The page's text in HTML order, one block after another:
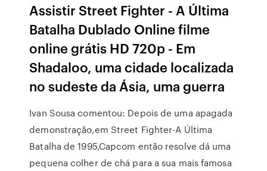
Assistir Street Fighter - A Última
Batalha Dublado Online filme
online grátis HD 720p - Em
Shadaloo, uma cidade localizada
no sudeste da Ásia, uma guerra
Ivan Sousa comentou: Depois de uma apagada
demonstração,em Street Fighter-A Última
Batalha de 1995,Capcom então resolve dá uma
pequena colher de chá para a sua mais famosa